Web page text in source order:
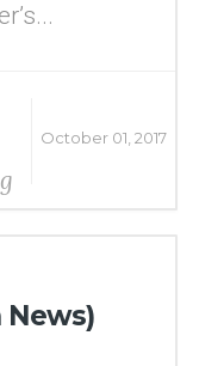
October 01, 2017
News)